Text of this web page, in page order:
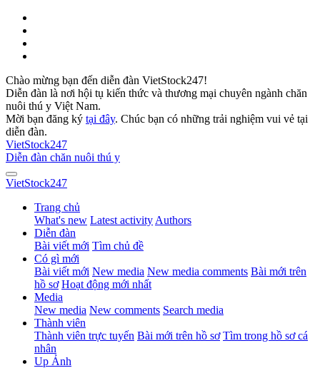
Chào mừng bạn đến diễn đàn VietStock247!
Diễn đàn là nơi hội tụ kiến thức và thương mại chuyên ngành chăn
nuôi thú y Việt Nam.
Mời bạn đăng ký tại đây. Chúc bạn có những trải nghiệm vui vẻ tại
diễn đàn.
VietStock247
Diễn đàn chăn nuôi thú y
VietStock247
Trang chủ
What's new Latest activity Authors
Diễn đàn
Bài viết mới Tìm chủ đề
Có gì mới
Bài viết mới New media New media comments Bài mới trên
hồ sơ Hoạt động mới nhất
Media
New media New comments Search media
Thành viên
Thành viên trực tuyến Bài mới trên hồ sơ Tìm trong hồ sơ cá
nhân
Up Ảnh